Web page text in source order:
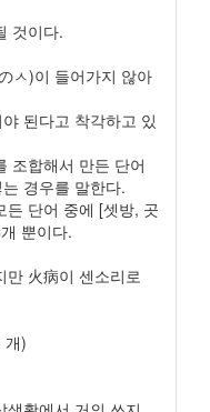
것이다.
ㅅ)이 들어가지 않아
된다고 착각하고 있
조합해서 만든 단어
경우를 말한다.
든 단어 중에 [셋방, 곳
뿐이다.
만 火病이 센소리로
개)